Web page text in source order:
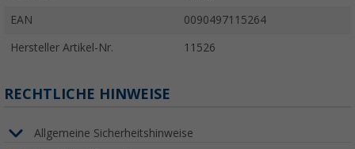
EAN 0090497115264
Hersteller Artikel-Nr. 11526
RECHTLICHE HINWEISE
Allgemeine Sicherheitshinweise